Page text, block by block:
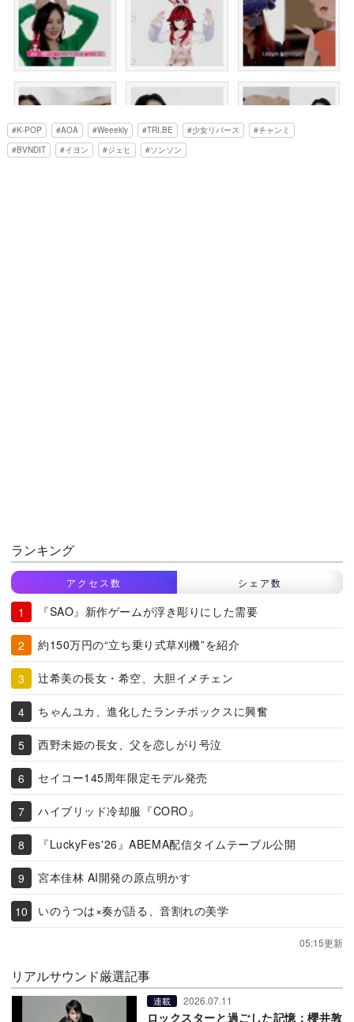
K-POP AOA Weeekly TRI.BE 少女リバース
チャンミ
BVNDIT
イヨン ジェヒ ソンソン
ランキング
アクセス数 シェア数
『SAO』新作ゲームが浮き彫りにした需要
約150万円の“立ち乗り式草刈機”を紹介
辻希美の長女・希空、大胆イメチェン
ちゃんユカ、進化したランチボックスに興奮
西野未姫の長女、父を恋しがり号泣
セイコー145周年限定モデル発売
ハイブリッド冷却服『CORO』
『LuckyFes'26』ABEMA配信タイムテーブル公開
宮本佳林 AI開発の原点明かす
いのうつは×奏が語る、音割れの美学
05:15更新
リアルサウンド厳選記事
連載 2026.07.11
ロックスターと過ごした記憶：櫻井敦